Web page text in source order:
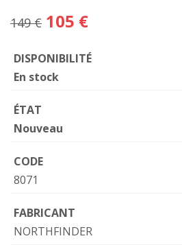
149 € 105 €
DISPONIBILITÉ
En stock
ÉTAT
Nouveau
CODE
8071
FABRICANT
NORTHFINDER